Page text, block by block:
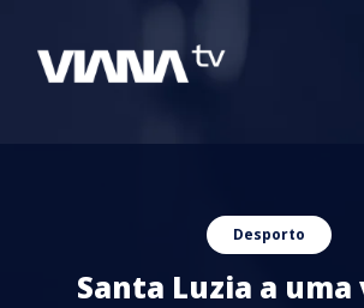
Desporto
Santa Luzia a